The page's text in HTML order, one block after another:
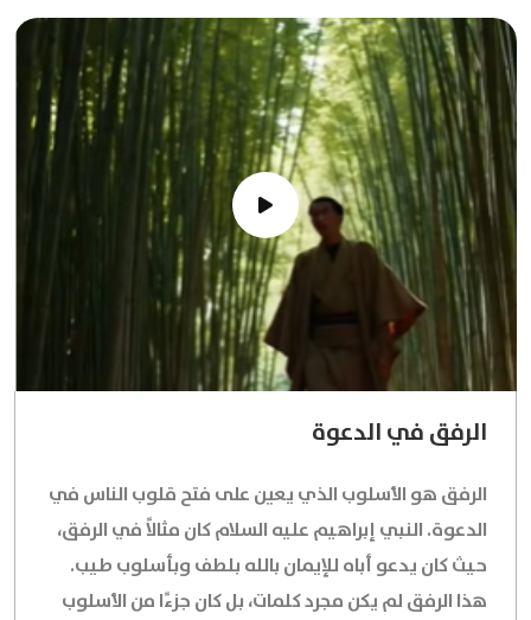
الرفق في الدعوة
الرفق هو الأسلوب الذي يعين على فتح قلوب الناس في
الدعوة. النبي إبراهيم عليه السلام كان مثالاً في الرفق،
حيث كان يدعو أباه للإيمان بالله بلطف وبأسلوب طيب.
هذا الرفق لم يكن مجرد كلمات، بل كان جزءًا من الأسلوب